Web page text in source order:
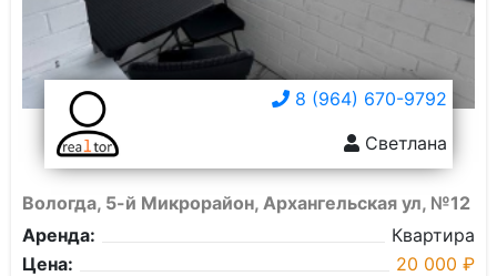
8 (964) 670-9792
Светлана
Вологда, 5-й Микрорайон, Архангельская ул, №12
Аренда:
Квартира
Цена:
20 000 ₽